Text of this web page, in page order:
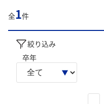
全1件
絞り込み
卒年